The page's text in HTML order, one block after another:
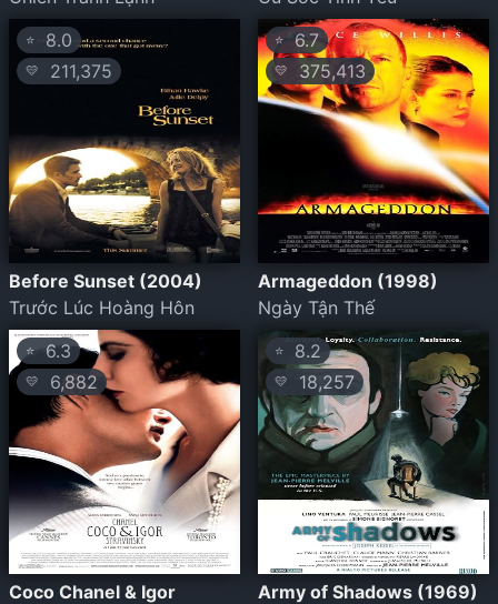
⭐ 8.0
💛 211,375
Before Sunset (2004)
Trước Lúc Hoàng Hôn
⭐ 6.7
💛 375,413
Armageddon (1998)
Ngày Tận Thế
⭐6.3
💛 6,882
Coco Chanel & Igor
⭐ 8.2
💛 18,257
Army of Shadows (1969)